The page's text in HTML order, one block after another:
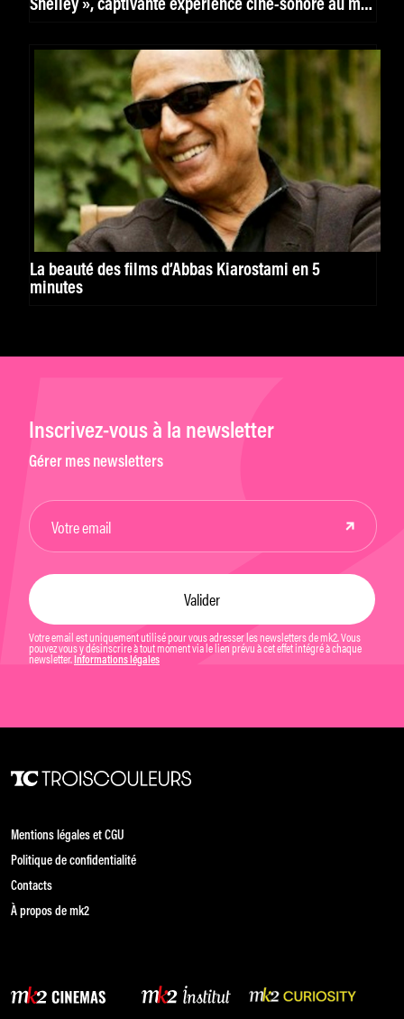
Shelley », captivante expérience ciné-sonore au mk2
La beauté des films d’Abbas Kiarostami en 5
minutes
Inscrivez-vous à la newsletter
Gérer mes newsletters
Votre email est uniquement utilisé pour vous adresser les newsletters de mk2. Vous
pouvez vous y désinscrire à tout moment via le lien prévu à cet effet intégré à chaque
newsletter. Informations légales
Mentions légales et CGU
Politique de confidentialité
Contacts
À propos de mk2